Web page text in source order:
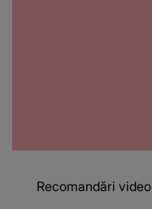
Recomandări video